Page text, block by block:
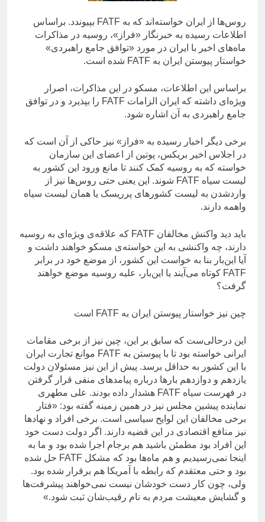
روس‌ها از ایران خواسته‌اند که به FATF بپیوندد. براساس
اطلاعات رسیده به خبرنگار «فراز»، روسیه در مذاکرات
ماه‌های اخیر با ایران در مورد «توافق جامع راهبردی»
خواستار پیوستن ایران به FATF شده است.
براساس این اطلاعات، مسکو در این مذاکرات، اصرار
ویژه‌ای داشته که ایران الزامات FATF را بپذیرد و در توافق
جامع راهبردی به آن اشاره شود.
برخی دیگر اخبار رسیده به «فراز» نیز حاکی از آن است که
در اجلاس اخیر بریکس، پوتین از اعضای این سازمان
خواسته که به روسیه کمک کنند تا مانع ورود این کشور به
لیست سیاه FATF شوند. این یعنی حتی روس‌ها نیز از
واردشدن به لیست کشور‌های پرریسک یا همان لیست سیاه
واهمه دارند.
باید دید واکنش مخالفان FATF که علاقه‌ی ویژه‌ای به روسیه
دارند، چه واکنشی به این خواسته‌ی مسکو خواهند داشت و
آیا این‌بار بنا به خواست این کشور، از موضع خود در برابر
FATF کوتاه می‌آیند یا این‌بار، علیه روسیه موضع خواهند
گرفت؟
چین نیز خواستار پیوستن ایران به FATF است
این درحالی‌ست که سابق بر این، چین نیز از برخی مقامات
ایرانی خواسته بود تا با پیوستن به FATF موانع تجارت ایران
با این کشور به حداقل برسد. پیش از این نیز مسئولان دولت
یازدهم و دوازدهم بار‌ها درباره پیامد‌های منفی قرار گرفتن
در فهرست سیاه FATF هشدار داده بودند. علی مطهری
نماینده پیشین مجلس نیز در همین زمینه گفته بود: «فتار
برخی مخالفان این لوایح سیاسی است. برخی افراد و نهاد‌ها
نیز منافع اقتصادی در این قضیه دارند. اگر دولت دست خود
این افراد بود مطمئن باشید هم برجام اجرا شده بود و ما به
اینجا نمی‌رسیدیم و هم ماه‌ها بود که مشکل FATF حل شده
بود و حتی معتقدم که رابطه با آمریکا هم برقرار شده بود.
ولی، چون کار دست خودشان نیست نمی‌خواهند پیشرفت‌ها
و گشایش معیشت مردم به نام رقیب‌شان ثبت شود.»